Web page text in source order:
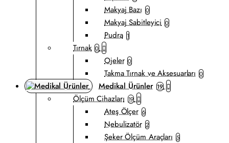
Makyaj Bazı 0
Makyaj Sabitleyici 0
Pudra 1
Tırnak 0
Ojeler 0
Takma Tırnak ve Aksesuarları 0
Medikal Ürünler 19
Ölçüm Cihazları 19
Ateş Ölçer 6
Nebulizatör 2
Şeker Ölçüm Araçları 5